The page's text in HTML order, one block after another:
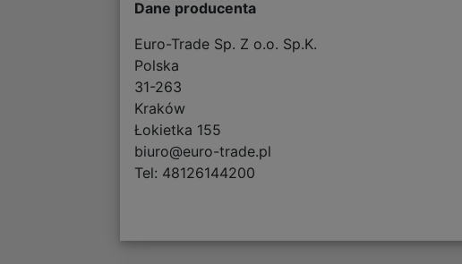
Dane producenta
Euro-Trade Sp. Z o.o. Sp.K.
Polska
31-263
Kraków
Łokietka 155
biuro@euro-trade.pl
Tel: 48126144200